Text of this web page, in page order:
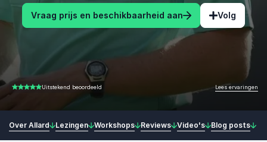
Vraag prijs en beschikbaarheid aan Volg
4.91 van 5 Uitstekend beoordeeld Lees ervaringen
Over Allard Lezingen Workshops Reviews Video's Blog posts